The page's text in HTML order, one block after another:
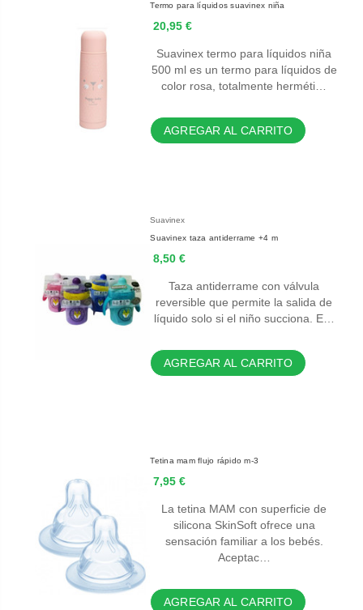
Termo para líquidos suavinex niña
20,95 €
Suavinex termo para líquidos niña
500 ml es un termo para líquidos de
color rosa, totalmente herméti…
AGREGAR AL CARRITO
Suavinex
Suavinex taza antiderrame +4 m
8,50 €
Taza antiderrame con válvula
reversible que permite la salida de
líquido solo si el niño succiona. E…
AGREGAR AL CARRITO
Tetina mam flujo rápido m-3
7,95 €
La tetina MAM con superficie de
silicona SkinSoft ofrece una
sensación familiar a los bebés.
Aceptac…
AGREGAR AL CARRITO